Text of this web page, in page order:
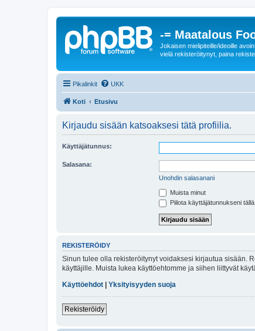
-= Maatalous
Jokaisen mielipiteille/ideoille
vielä rekisteröitynyt, paina
Pikalinkit UKK
Koti Etusivu
Kirjaudu sisään katsoaksesi tätä profiilia.
Käyttäjätunnus:
Salasana:
Unohdin salasanani
Muista minut
Piilota käyttäjätunnukseni
REKISTERÖIDY
Sinun tulee olla rekisteröitynyt voidaksesi kirjautua sisään.
käyttäjille. Muista lukea käyttöehtomme ja siihen liittyvät
Käyttöehdot
Yksityisyyden suoja
Rekisteröidy